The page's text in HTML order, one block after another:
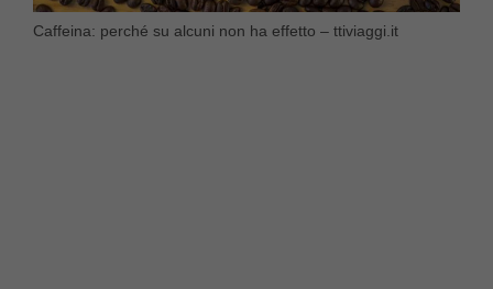
Caffeina: perché su alcuni non ha effetto – ttiviaggi.it